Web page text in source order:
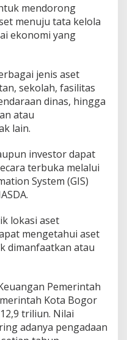
mendorong
menuju tata kelola
ekonomi yang
jenis aset
sekolah, fasilitas
dinas, hingga
atau
lain.
investor dapat
terbuka melalui
System (GIS)
lokasi aset
mengetahui aset
dimanfaatkan atau
Pemerintah
Kota Bogor
triliun. Nilai
adanya pengadaan